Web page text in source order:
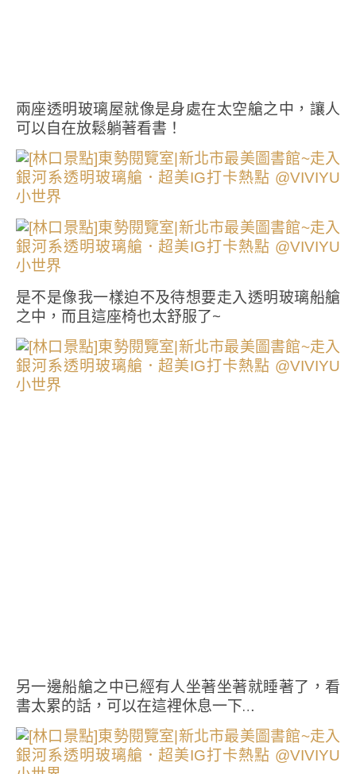
兩座透明玻璃屋就像是身處在太空艙之中，讓人
可以自在放鬆躺著看書！
是不是像我一樣迫不及待想要走入透明玻璃船艙
之中，而且這座椅也太舒服了~
另一邊船艙之中已經有人坐著坐著就睡著了，看
書太累的話，可以在這裡休息一下…